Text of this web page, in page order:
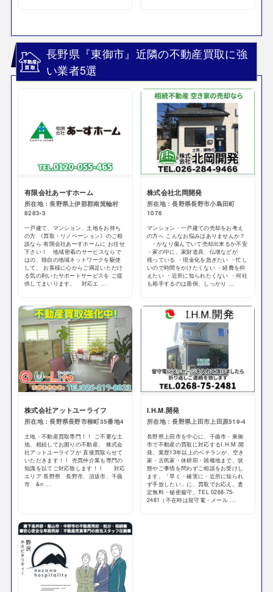
長野県『東御市』近隣の不動産買取に強
い業者5選
有限会社あーすホーム
所在地：長野県上伊那郡南箕輪村
8283-3
一戸建て、マンション、土地をお持ち
の方 《買取・リノベーション》のご相
談なら 有限会社あーすホームに お任せ
下さい！ 地域密着のサービスならで
はの、独自の地域ネットワークを駆使
して、 お客様に心からご満足いただけ
る気の利いたサポートサービスを ご提
供してまいります。 対応エ ...
株式会社北岡開発
所在地：長野県長野市小島田町
1076
マンション・一戸建ての売却をお考え
の方へ こんなお悩みはありませんか？
・かなり傷んでいて売却出来るか不安
・家の中に、家財道具、仏壇などが
残っている ・現金化を急ぎたい ・忙し
いので時間をかけたくない ・経費を抑
えたい ・近所に知られたくない ・何社
も相手するのは面倒、しっかり ...
株式会社アットユーライフ
所在地：長野県長野市柳町35番地4
土地・不動産買取専門！！ ご不要な土
地、相続してお困りの不動産、 株式会
社アットユーライフが 直接買取らせて
いただきます！！ 売買仲介業も専門の
知識を以てご対応致します！！ 対応
エリア 長野県 長野市、須坂市、千曲
市 &n ...
I.H.M.開発
所在地：長野県上田市上田原519-4
長野県上田市を中心に、千曲市・東御
市で不動産の買取に対応するI.H.M.開
発。業歴13年以上のベテランが、空き
家・古民家・休耕田・雑種地まで、状
態やご事情を問わずご相談をお受けし
ます。「早く・確実に・近所に知られ
ず手放したい」に、買取でお応え。査
定無料・秘密厳守。TEL 0268-75-
2481（不在時は留守電・メール ...